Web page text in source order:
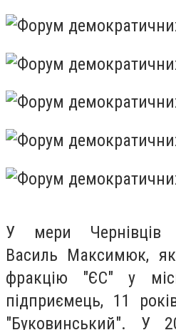
У мери Чернівців
Василь Максимюк,
фракцію "ЄС" у
підприємець, 11
"Буковинський". У